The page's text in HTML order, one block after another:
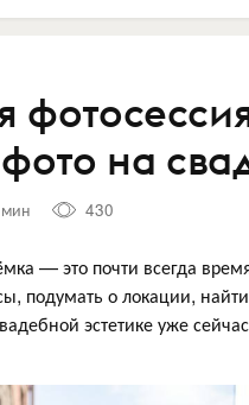
на
430
— это почти всегда
подумать о локации,
эстетике уже